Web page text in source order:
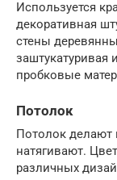
Используется
декоративная
стены
пробковые
Потолок
Потолок делают
натягивают.
различных